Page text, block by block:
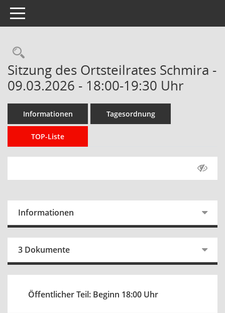
Toggle navigation
Rechercheauswahl
Sitzung des Ortsteilrates Schmira -
09.03.2026 - 18:00-19:30 Uhr
Informationen Tagesordnung
TOP-Liste
Informationen
3 Dokumente
Öffentlicher Teil: Beginn 18:00 Uhr